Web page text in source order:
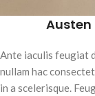
Austen
Ante iaculis feugiat
nullam hac
in a scelerisque.